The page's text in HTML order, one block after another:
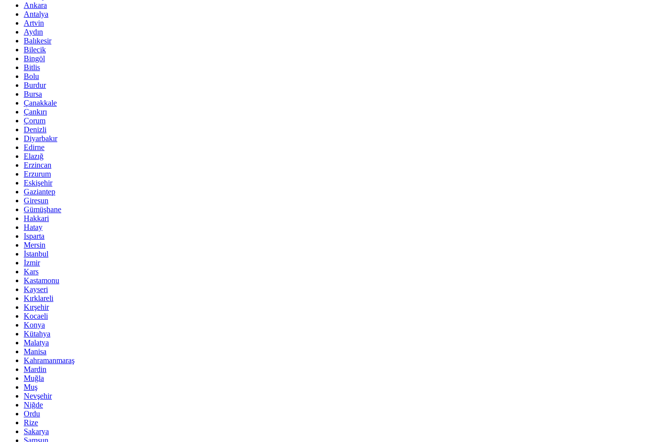
Ankara
Antalya
Artvin
Aydın
Balıkesir
Bilecik
Bingöl
Bitlis
Bolu
Burdur
Bursa
Çanakkale
Çankırı
Çorum
Denizli
Diyarbakır
Edirne
Elazığ
Erzincan
Erzurum
Eskişehir
Gaziantep
Giresun
Gümüşhane
Hakkari
Hatay
Isparta
Mersin
İstanbul
İzmir
Kars
Kastamonu
Kayseri
Kırklareli
Kırşehir
Kocaeli
Konya
Kütahya
Malatya
Manisa
Kahramanmaraş
Mardin
Muğla
Muş
Nevşehir
Niğde
Ordu
Rize
Sakarya